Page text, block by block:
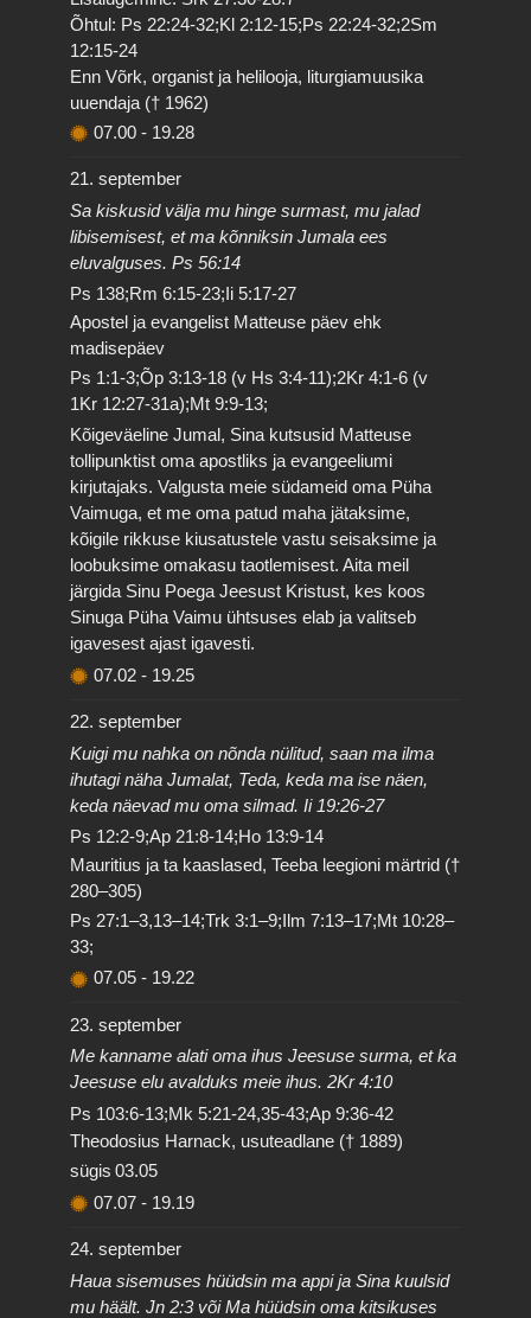
Õhtul: Ps 22:24-32;Kl 2:12-15;Ps 22:24-32;2Sm
12:15-24
Enn Võrk, organist ja helilooja, liturgiamuusika
uuendaja († 1962)
07.00 - 19.28
21. september
Sa kiskusid välja mu hinge surmast, mu jalad
libisemisest, et ma kõnniksin Jumala ees
eluvalguses. Ps 56:14
Ps 138;Rm 6:15-23;Ii 5:17-27
Apostel ja evangelist Matteuse päev ehk
madisepäev
Ps 1:1-3;Õp 3:13-18 (v Hs 3:4-11);2Kr 4:1-6 (v
1Kr 12:27-31a);Mt 9:9-13;
Kõigeväeline Jumal, Sina kutsusid Matteuse
tollipunktist oma apostliks ja evangeeliumi
kirjutajaks. Valgusta meie südameid oma Püha
Vaimuga, et me oma patud maha jätaksime,
kõigile rikkuse kiusatustele vastu seisaksime ja
loobuksime omakasu taotlemisest. Aita meil
järgida Sinu Poega Jeesust Kristust, kes koos
Sinuga Püha Vaimu ühtsuses elab ja valitseb
igavesest ajast igavesti.
07.02 - 19.25
22. september
Kuigi mu nahka on nõnda nülitud, saan ma ilma
ihutagi näha Jumalat, Teda, keda ma ise näen,
keda näevad mu oma silmad. Ii 19:26-27
Ps 12:2-9;Ap 21:8-14;Ho 13:9-14
Mauritius ja ta kaaslased, Teeba leegioni märtrid (†
280–305)
Ps 27:1–3,13–14;Trk 3:1–9;Ilm 7:13–17;Mt 10:28–
33;
07.05 - 19.22
23. september
Me kanname alati oma ihus Jeesuse surma, et ka
Jeesuse elu avalduks meie ihus. 2Kr 4:10
Ps 103:6-13;Mk 5:21-24,35-43;Ap 9:36-42
Theodosius Harnack, usuteadlane († 1889)
sügis 03.05
07.07 - 19.19
24. september
Haua sisemuses hüüdsin ma appi ja Sina kuulsid
mu häält. Jn 2:3 või Ma hüüdsin oma kitsikuses